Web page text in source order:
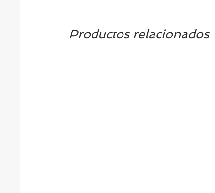
Productos relacionados